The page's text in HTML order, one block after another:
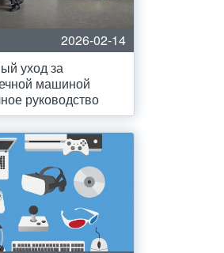
2026-02-14
уход за
машиной
руководство